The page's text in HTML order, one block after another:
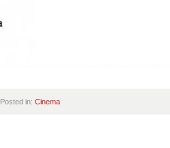
Posted in: Cinema